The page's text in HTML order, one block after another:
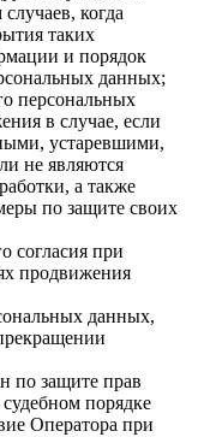
когда
таких
и порядок
данных;
персональных
в случае, если
устаревшими,
не являются
а также
по защите своих
согласия при
продвижения
данных,
по защите прав
порядке
Оператора при